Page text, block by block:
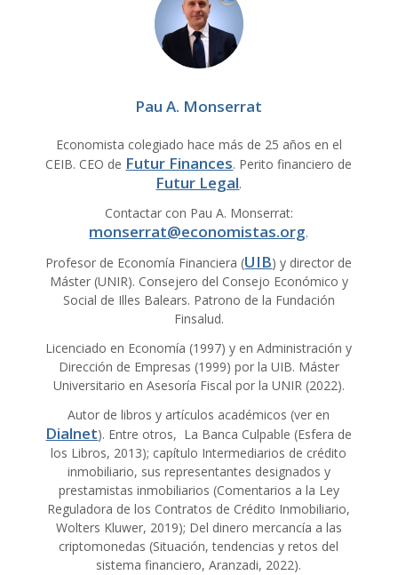
Pau A. Monserrat
Economista colegiado hace más de 25 años en el
CEIB. CEO de Futur Finances. Perito financiero de
Futur Legal.
Contactar con Pau A. Monserrat:
monserrat@economistas.org.
Profesor de Economía Financiera (UIB) y director de
Máster (UNIR). Consejero del Consejo Económico y
Social de Illes Balears. Patrono de la Fundación
Finsalud.
Licenciado en Economía (1997) y en Administración y
Dirección de Empresas (1999) por la UIB. Máster
Universitario en Asesoría Fiscal por la UNIR (2022).
Autor de libros y artículos académicos (ver en
Dialnet). Entre otros, La Banca Culpable (Esfera de
los Libros, 2013); capítulo Intermediarios de crédito
inmobiliario, sus representantes designados y
prestamistas inmobiliarios (Comentarios a la Ley
Reguladora de los Contratos de Crédito Inmobiliario,
Wolters Kluwer, 2019); Del dinero mercancía a las
criptomonedas (Situación, tendencias y retos del
sistema financiero, Aranzadi, 2022).